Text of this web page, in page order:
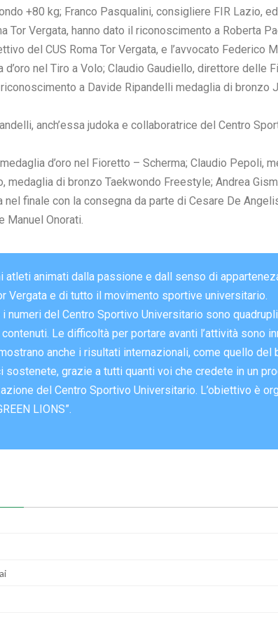
+80 kg; Franco Pasqualini, consigliere FIR Lazio,
Tor Vergata, hanno dato il riconoscimento a Roberta
del CUS Roma Tor Vergata, e l’avvocato Federico
nel Tiro a Volo; Claudio Gaudiello, direttore delle
a Davide Ripandelli medaglia di bronzo
anch’essa judoka e collaboratrice del Centro
d’oro nel Fioretto – Scherma; Claudio Pepoli,
medaglia di bronzo Taekwondo Freestyle; Andrea
nel finale con la consegna da parte di Cesare De
Manuel Onorati.
animati dalla passione e dall senso di
Vergata e di tutto il movimento sportive universitario.
del Centro Sportivo Universitario sono
Le difficoltà per portare avanti l’attività sono
anche i risultati internazionali, come quello
sostenete, grazie a tutti quanti voi che credete in un
del Centro Sportivo Universitario. L’obiettivo è
LIONS”.